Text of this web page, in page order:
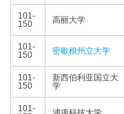
101-
150
高丽大学
101-
150
密歇根州立大学
101-
150
新西伯利亚国立大
学
101-